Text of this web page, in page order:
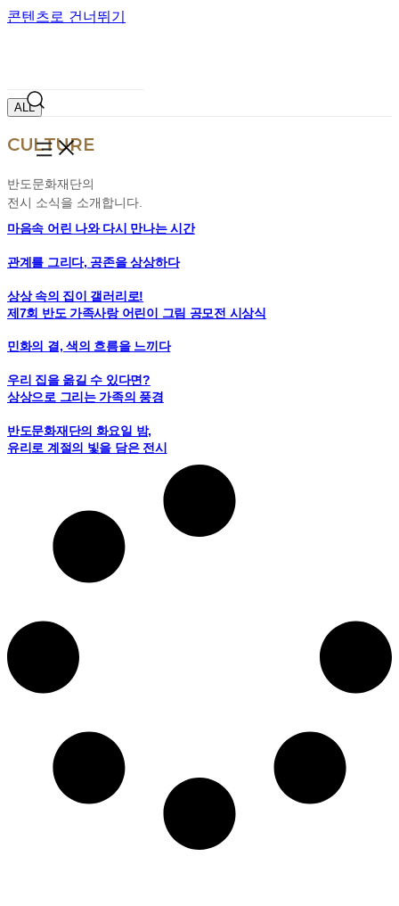
콘텐츠로 건너뛰기
ALL
CULTURE
반도문화재단의
전시 소식을 소개합니다.
마음속 어린 나와 다시 만나는 시간
관계를 그리다, 공존을 상상하다
상상 속의 집이 갤러리로!
제7회 반도 가족사랑 어린이 그림 공모전 시상식
민화의 결, 색의 흐름을 느끼다
우리 집을 옮길 수 있다면?
상상으로 그리는 가족의 풍경
반도문화재단의 화요일 밤,
유리로 계절의 빛을 담은 전시